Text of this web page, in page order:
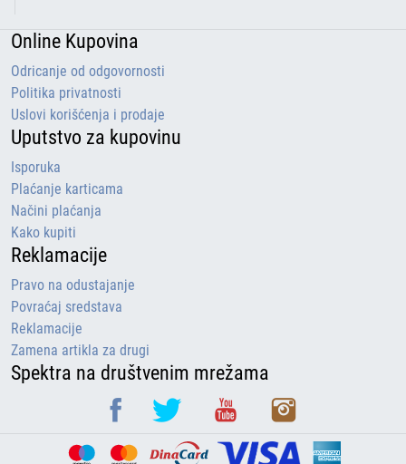
Online Kupovina
Odricanje od odgovornosti
Politika privatnosti
Uslovi korišćenja i prodaje
Uputstvo za kupovinu
Isporuka
Plaćanje karticama
Načini plaćanja
Kako kupiti
Reklamacije
Pravo na odustajanje
Povraćaj sredstava
Reklamacije
Zamena artikla za drugi
Spektra na društvenim mrežama